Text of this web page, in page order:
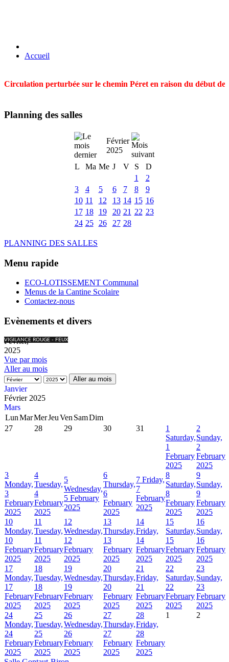
Accueil
Circulation perturbée sur le chemin Péret en raison du début
Planning des salles
Février
2025
L
Ma Me J V S
D
1
2
3
4 5 6 7 8
9
10 11 12 13 14 15 16
17 18 19 20 21 22 23
24 25 26 27 28
PLANNING DES SALLES
Menu rapide
ECO-LOTISSEMENT Communal
Menus de la Cantine Scolaire
Contactez-nous
Evènements et divers
VIGILANCE ROUGE - FEUX
Février,
2025
Vue par mois
Aller au mois
Aller au mois
Janvier
Février 2025
Mars
LunMarMerJeuVen SamDim
27
28 29 30 31
1
Saturday,
1
February
2025
2
Sunday,
2
February
2025
3
Monday,
3
February
2025
4
Tuesday,
4
February
2025
5
Wednesday,
5 February
2025
6
Thursday,
6
February
2025
7 Friday,
7
February
2025
8
Saturday,
8
February
2025
9
Sunday,
9
February
2025
10
Monday,
10
February
2025
11
Tuesday,
11
February
2025
12
Wednesday,
12
February
2025
13
Thursday,
13
February
2025
14
Friday,
14
February
2025
15
Saturday,
15
February
2025
16
Sunday,
16
February
2025
17
Monday,
17
February
2025
18
Tuesday,
18
February
2025
19
Wednesday,
19
February
2025
20
Thursday,
20
February
2025
21
Friday,
21
February
2025
22
Saturday,
22
February
2025
23
Sunday,
23
February
2025
24
Monday,
24
February
2025
25
Tuesday,
25
February
2025
26
Wednesday,
26
February
2025
27
Thursday,
27
February
2025
28
Friday,
28
February
2025
1 2